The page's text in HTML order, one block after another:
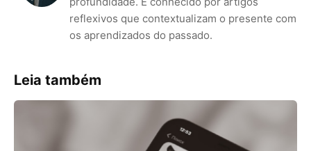
reflexivos que contextualizam o presente com
os aprendizados do passado.
Leia também